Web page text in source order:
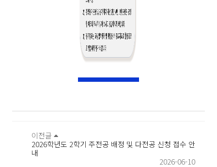
이전글
2026학년도 2학기 주전공 배정 및 다전공 신청 접수 안
내
2026-06-10